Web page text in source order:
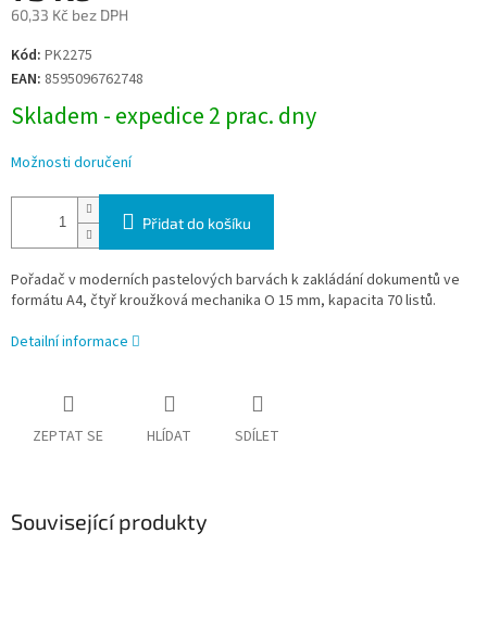
60,33 Kč bez DPH
Měrná
cena:
Kód: PK2275
EAN: 8595096762748
Skladem - expedice 2 prac. dny
Možnosti doručení
Přidat do košíku
Pořadač v moderních pastelových barvách k zakládání dokumentů ve
formátu A4, čtyř kroužková mechanika O 15 mm, kapacita 70 listů.
Detailní informace
ZEPTAT SE HLÍDAT SDÍLET
Související produkty